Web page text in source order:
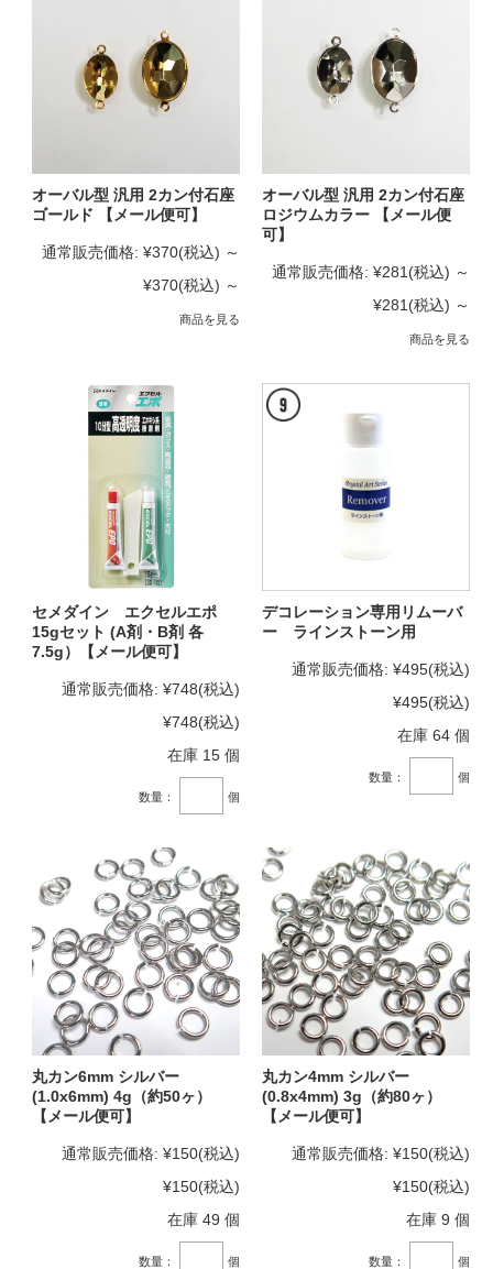
オーバル型 汎用 2カン付石座
ゴールド 【メール便可】
通常販売価格: ¥370(税込) ～
¥370(税込) ～
商品を見る
オーバル型 汎用 2カン付石座
ロジウムカラー 【メール便
可】
通常販売価格: ¥281 (税込) ～
¥281 (税込) ～
商品を見る
セメダイン エクセルエポ
15gセット (A剤・B剤 各
7.5g）【メール便可】
通常販売価格: ¥748(税込)
¥748(税込)
在庫 15 個
数量： 個
デコレーション専用リムーバ
ー ラインストーン用
通常販売価格: ¥495(税込)
¥495(税込)
在庫 64 個
数量： 個
丸カン6mm シルバー
(1.0x6mm) 4g（約50ヶ）
【メール便可】
通常販売価格: ¥150(税込)
¥150(税込)
在庫 49 個
数量： 個
丸カン4mm シルバー
(0.8x4mm) 3g（約80ヶ）
【メール便可】
通常販売価格: ¥150(税込)
¥150(税込)
在庫 9 個
数量： 個